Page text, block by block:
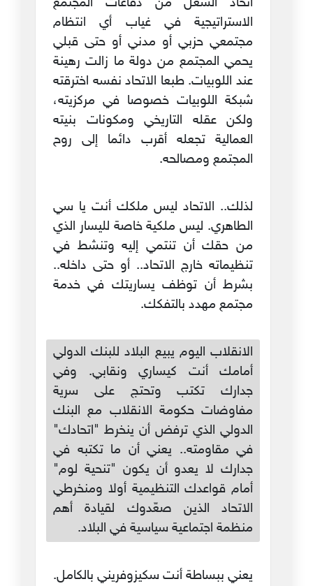
الاستراتيجية في غياب أي انتظام
مجتمعي حزبي أو مدني أو حتى قبلي
يحمي المجتمع من دولة ما زالت رهينة
عند اللوبيات. طبعا الاتحاد نفسه اخترقته
شبكة اللوبيات خصوصا في مركزيته،
ولكن عقله التاريخي ومكونات بنيته
العمالية تجعله أقرب دائما إلى روح
المجتمع ومصالحه.
لذلك.. الاتحاد ليس ملكك أنت يا سي
الطاهري. ليس ملكية خاصة لليسار الذي
من حقك أن تنتمي إليه وتنشط في
تنظيماته خارج الاتحاد.. أو حتى داخله..
بشرط أن توظف يساريتك في خدمة
مجتمع مهدد بالتفكك.
الانقلاب اليوم يبيع البلاد للبنك الدولي
أمامك أنت كيساري ونقابي. وفي
جدارك تكتب وتحتج على سرية
مفاوضات حكومة الانقلاب مع البنك
الدولي الذي ترفض أن ينخرط "اتحادك"
في مقاومته.. يعني أن ما تكتبه في
جدارك لا يعدو أن يكون "تنحية لوم"
أمام قواعدك التنظيمية أولا ومنخرطي
الاتحاد الذين صعّدوك لقيادة أهم
منظمة اجتماعية سياسية في البلاد.
يعني ببساطة أنت سكيزوفريني بالكامل.